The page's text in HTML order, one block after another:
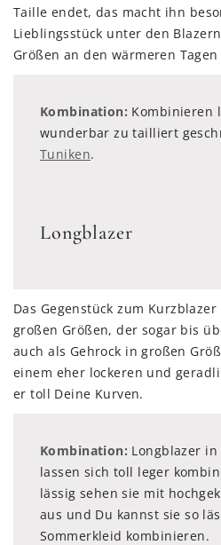
Taille endet, das macht ihn
Lieblingsstück unter den
Größen an den wärmeren Tagen
Kombination: Kombinieren
wunderbar zu tailliert
Tuniken.
Longblazer
Das Gegenstück zum
großen Größen, der sogar bis
auch als Gehrock in großen
einem eher lockeren und
er toll Deine Kurven.
Kombination: Longblazer
lassen sich toll leger
lässig sehen sie mit
aus und Du kannst sie so
Sommerkleid kombinieren.